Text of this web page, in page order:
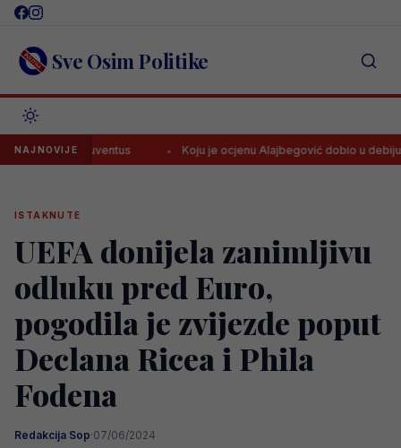
Skip
content Sve Osim Politike
NAJNOVIJE
za Juventus Koju je ocjenu Alajbegović dobio u debiju za
ISTAKNUTE
UEFA donijela zanimljivu
odluku pred Euro,
pogodila je zvijezde poput
Declana Ricea i Phila
Fodena
Redakcija Sop·07/06/2024